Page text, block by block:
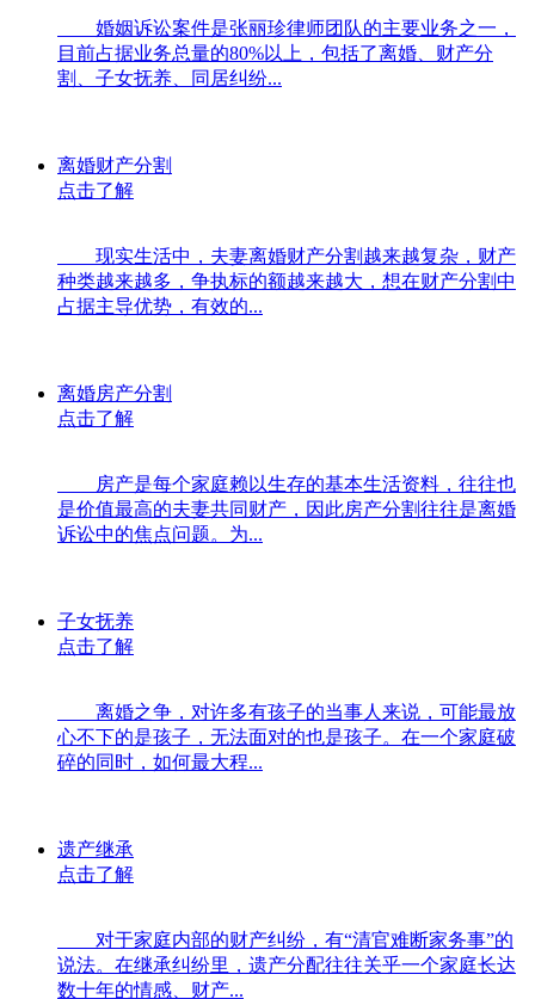
婚姻诉讼案件是张丽珍律师团队的主要业务之一，
目前占据业务总量的80%以上，包括了离婚、财产分
割、子女抚养、同居纠纷...
离婚财产分割
点击了解
现实生活中，夫妻离婚财产分割越来越复杂，财产
种类越来越多，争执标的额越来越大，想在财产分割中
占据主导优势，有效的...
离婚房产分割
点击了解
房产是每个家庭赖以生存的基本生活资料，往往也
是价值最高的夫妻共同财产，因此房产分割往往是离婚
诉讼中的焦点问题。为...
子女抚养
点击了解
离婚之争，对许多有孩子的当事人来说，可能最放
心不下的是孩子，无法面对的也是孩子。在一个家庭破
碎的同时，如何最大程...
遗产继承
点击了解
对于家庭内部的财产纠纷，有“清官难断家务事”的
说法。在继承纠纷里，遗产分配往往关乎一个家庭长达
数十年的情感、财产...